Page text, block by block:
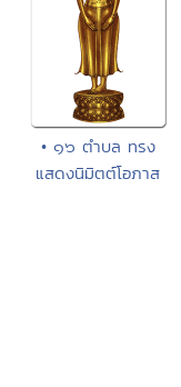
• ๑๖ ตำบล ทรง
แสดงนิมิตต์โอภาส